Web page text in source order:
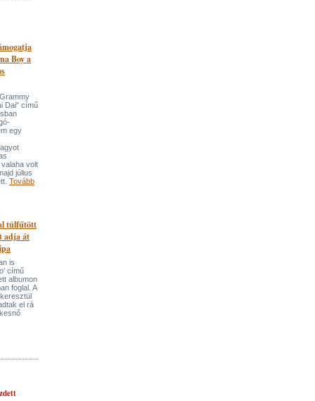
Boy a
Dai" című
egy
volt
július
Tovább
túlfűtött
adja át
is
című
albumon
foglal. A
el rá